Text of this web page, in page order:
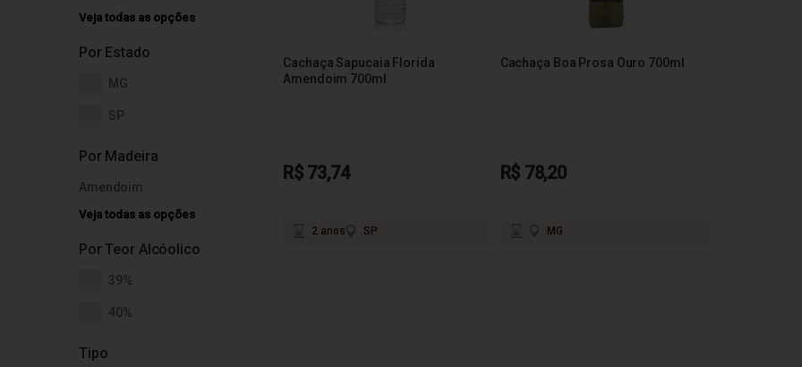
Por Estado
MG
SP
Por Madeira
Amendoim
Veja todas as opções
Por Teor Alcóolico
39%
40%
Tipo
Veja todas as opções
Cachaça Sapucaia Florida
Amendoim 700ml
R$ 73,74
2 anos SP
Cachaça Boa Prosa Ouro 700ml
R$ 78,20
MG